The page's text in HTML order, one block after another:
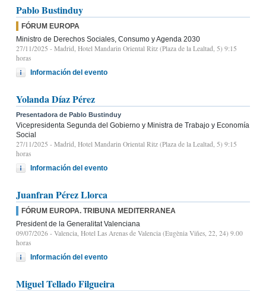
Pablo Bustinduy
FÓRUM EUROPA
Ministro de Derechos Sociales, Consumo y Agenda 2030
27/11/2025 - Madrid, Hotel Mandarin Oriental Ritz (Plaza de la Lealtad, 5) 9:15
horas
Información del evento
Yolanda Díaz Pérez
Presentadora de Pablo Bustinduy
Vicepresidenta Segunda del Gobierno y Ministra de Trabajo y Economía
Social
27/11/2025 - Madrid, Hotel Mandarin Oriental Ritz (Plaza de la Lealtad, 5) 9:15
horas
Información del evento
Juanfran Pérez Llorca
FÓRUM EUROPA. TRIBUNA MEDITERRANEA
President de la Generalitat Valenciana
09/07/2026 - Valencia, Hotel Las Arenas de Valencia (Eugènia Viñes, 22, 24) 9.00
horas
Información del evento
Miguel Tellado Filgueira